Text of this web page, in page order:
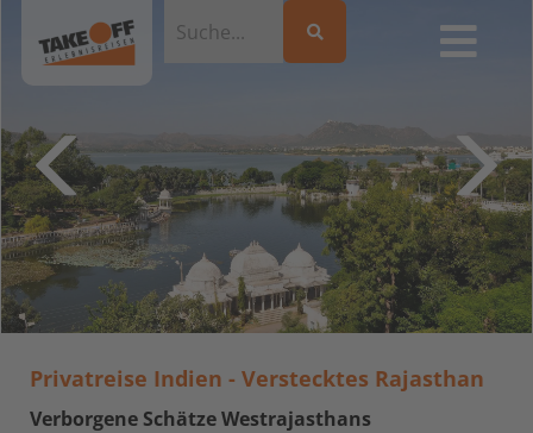
Privatreise Indien - Verstecktes Rajasthan
Verborgene Schätze Westrajasthans